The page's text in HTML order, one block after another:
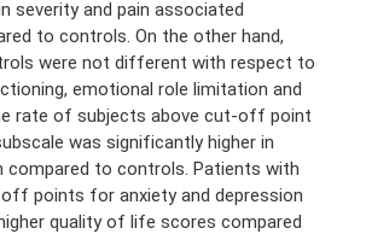
severity and pain associated
to controls. On the other hand,
were not different with respect to
emotional role limitation and
rate of subjects above cut-off point
was significantly higher in
compared to controls. Patients with
points for anxiety and depression
quality of life scores compared